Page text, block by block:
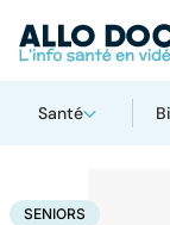
Santé
AccueilSanté
SENIORS